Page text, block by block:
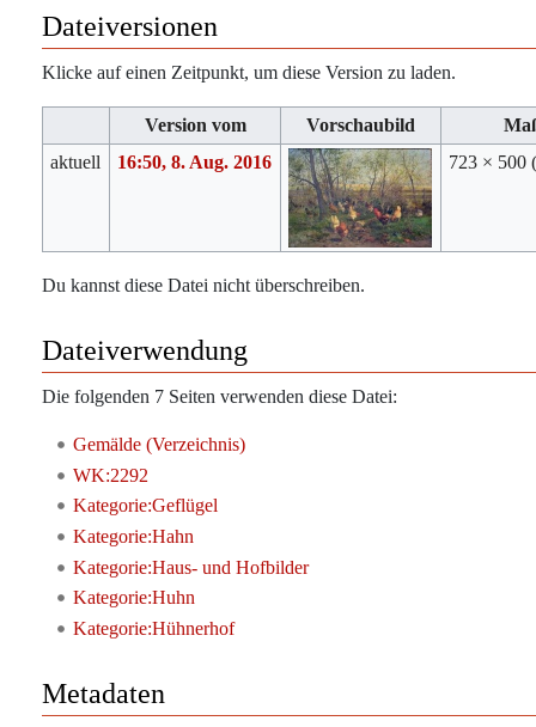
Dateiversionen
Klicke auf einen Zeitpunkt, um diese Version zu laden.
Version vom Vorschaubild
aktuell
16:50, 8. Aug. 2016 723 × 500
Du kannst diese Datei nicht überschreiben.
Dateiverwendung
Die folgenden 7 Seiten verwenden diese Datei:
Gemälde (Verzeichnis)
WK:2292
Kategorie:Geflügel
Kategorie:Hahn
Kategorie:Haus- und Hofbilder
Kategorie:Huhn
Kategorie:Hühnerhof
Metadaten